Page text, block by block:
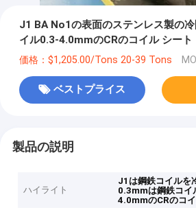
J1 BA No1の表面のステンレス製の
イル0.3-4.0mmのCRのコイル シート
価格：$1,205.00/Tons 20-39 Tons
ベストプライス
製品の説明
ハイライト
J1は鋼鉄コイルを
0.3mmは鋼鉄コイ
4.0mmのCRのコ